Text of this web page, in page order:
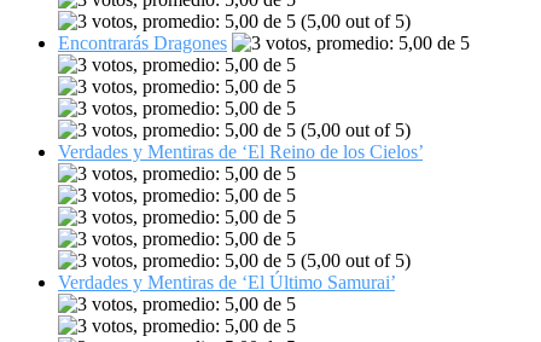
(5,00 out of 5)
Encontrarás Dragones
(5,00 out of 5)
Verdades y Mentiras de ‘El Reino de los Cielos’
(5,00 out of 5)
Verdades y Mentiras de ‘El Último Samurai’